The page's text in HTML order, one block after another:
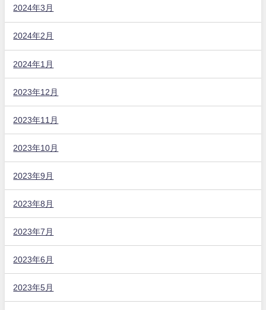
2024年3月
2024年2月
2024年1月
2023年12月
2023年11月
2023年10月
2023年9月
2023年8月
2023年7月
2023年6月
2023年5月